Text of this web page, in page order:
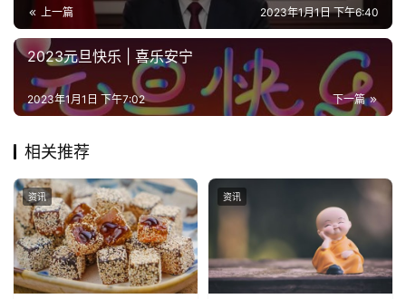
寺
院
巡
礼
频
纪
录
佛
上一篇 2023年1月1日 下午6:40
2023元旦快乐 | 喜乐安宁
下一篇
2023年1月1日 下午7:02
相关推荐
资讯 资讯